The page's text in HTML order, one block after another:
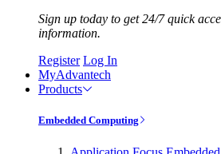
Sign up today to get 24/7 quick
information.
Register Log In
MyAdvantech
Products
Embedded Computing